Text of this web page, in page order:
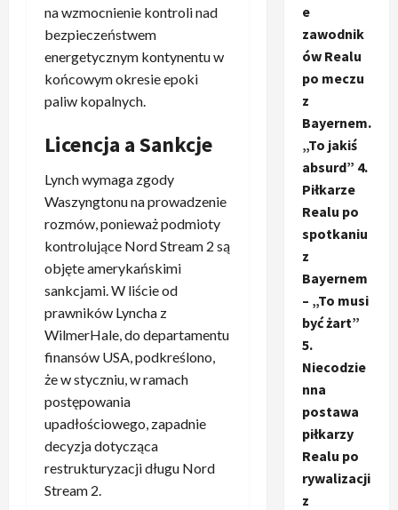
na wzmocnienie kontroli nad
bezpieczeństwem
energetycznym kontynentu w
końcowym okresie epoki
paliw kopalnych.
Licencja a Sankcje
Lynch wymaga zgody
Waszyngtonu na prowadzenie
rozmów, ponieważ podmioty
kontrolujące Nord Stream 2 są
objęte amerykańskimi
sankcjami. W liście od
prawników Lyncha z
WilmerHale, do departamentu
finansów USA, podkreślono,
że w styczniu, w ramach
postępowania
upadłościowego, zapadnie
decyzja dotycząca
restrukturyzacji długu Nord
Stream 2.
e
zawodnik
ów Realu
po meczu
z
Bayernem.
„To jakiś
absurd” 4.
Piłkarze
Realu po
spotkaniu
z
Bayernem
– „To musi
być żart”
5.
Niecodzie
nna
postawa
piłkarzy
Realu po
rywalizacji
z